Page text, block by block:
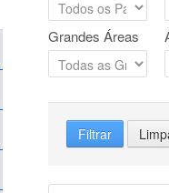
Grandes Áreas
Filtrar